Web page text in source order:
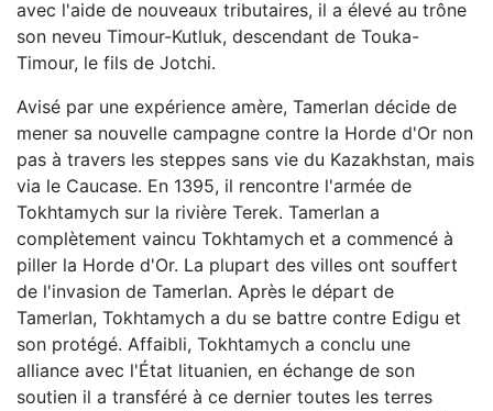
avec l'aide de nouveaux tributaires, il a élevé au trône
son neveu Timour-Kutluk, descendant de Touka-
Timour, le fils de Jotchi.
Avisé par une expérience amère, Tamerlan décide de
mener sa nouvelle campagne contre la Horde d'Or non
pas à travers les steppes sans vie du Kazakhstan, mais
via le Caucase. En 1395, il rencontre l'armée de
Tokhtamych sur la rivière Terek. Tamerlan a
complètement vaincu Tokhtamych et a commencé à
piller la Horde d'Or. La plupart des villes ont souffert
de l'invasion de Tamerlan. Après le départ de
Tamerlan, Tokhtamych a du se battre contre Edigu et
son protégé. Affaibli, Tokhtamych a conclu une
alliance avec l'État lituanien, en échange de son
soutien il a transféré à ce dernier toutes les terres